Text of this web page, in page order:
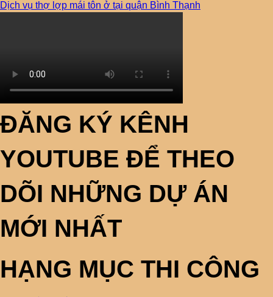
Dịch vụ thợ lợp mái tôn ở tại quận Bình Thạnh
ĐĂNG KÝ KÊNH
YOUTUBE ĐỂ THEO
DÕI NHỮNG DỰ ÁN
MỚI NHẤT
HẠNG MỤC THI CÔNG